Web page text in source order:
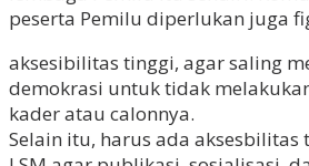
peserta Pemilu diperlukan juga
aksesibilitas tinggi, agar saling
demokrasi untuk tidak
kader atau calonnya.
Selain itu, harus ada aksesbilitas